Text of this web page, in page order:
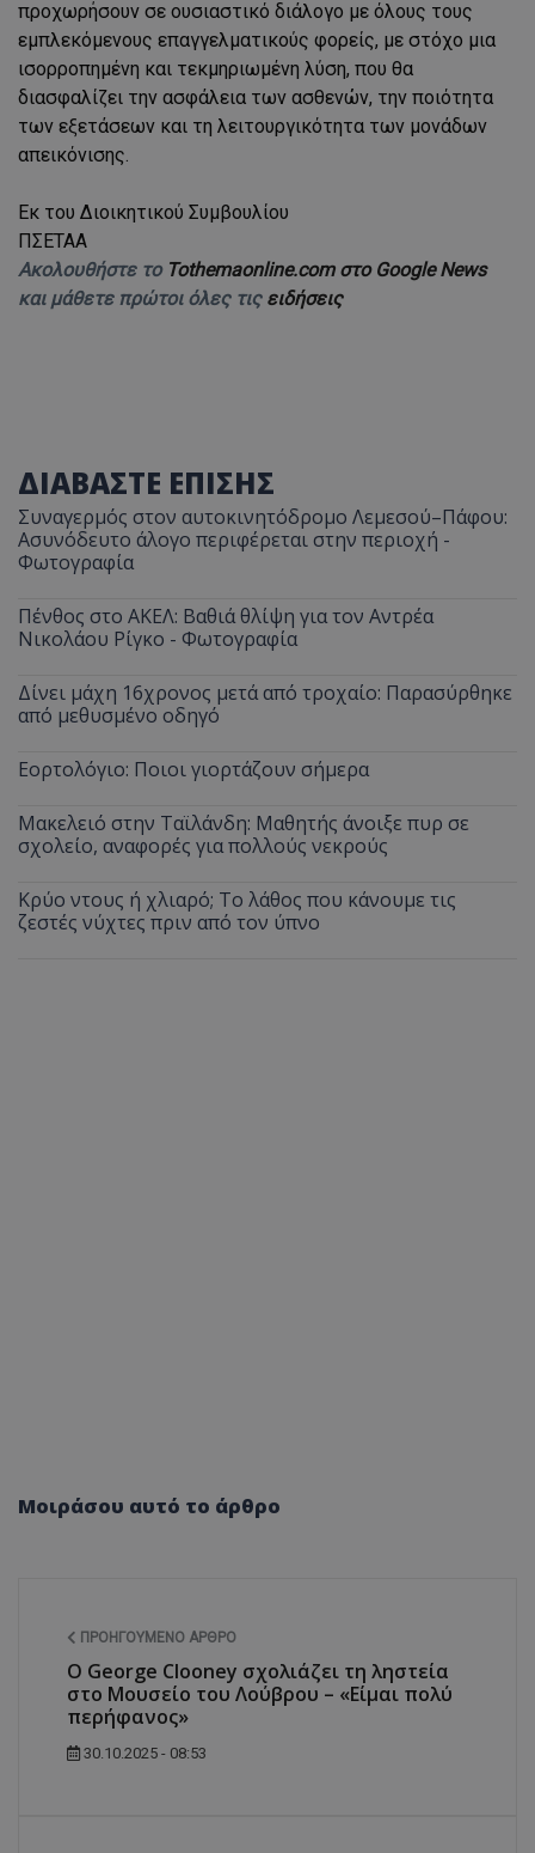
προχωρήσουν σε ουσιαστικό διάλογο με όλους τους
εμπλεκόμενους επαγγελματικούς φορείς, με στόχο μια
ισορροπημένη και τεκμηριωμένη λύση, που θα
διασφαλίζει την ασφάλεια των ασθενών, την ποιότητα
των εξετάσεων και τη λειτουργικότητα των μονάδων
απεικόνισης.
Εκ του Διοικητικού Συμβουλίου
ΠΣΕΤΑΑ
Ακολουθήστε το Tothemaonline.com στο Google News
και μάθετε πρώτοι όλες τις ειδήσεις
ΔΙΑΒΑΣΤΕ ΕΠΙΣΗΣ
Συναγερμός στον αυτοκινητόδρομο Λεμεσού–Πάφου:
Ασυνόδευτο άλογο περιφέρεται στην περιοχή -
Φωτογραφία
Πένθος στο ΑΚΕΛ: Βαθιά θλίψη για τον Αντρέα
Νικολάου Ρίγκο - Φωτογραφία
Δίνει μάχη 16χρονος μετά από τροχαίο: Παρασύρθηκε
από μεθυσμένο οδηγό
Εορτολόγιο: Ποιοι γιορτάζουν σήμερα
Μακελειό στην Ταϊλάνδη: Μαθητής άνοιξε πυρ σε
σχολείο, αναφορές για πολλούς νεκρούς
Κρύο ντους ή χλιαρό; Το λάθος που κάνουμε τις
ζεστές νύχτες πριν από τον ύπνο
Μοιράσου αυτό το άρθρο
ΠΡΟΗΓΟΎΜΕΝΟ ΆΡΘΡΟ
Ο George Clooney σχολιάζει τη ληστεία
στο Μουσείο του Λούβρου – «Είμαι πολύ
περήφανος»
30.10.2025 - 08:53